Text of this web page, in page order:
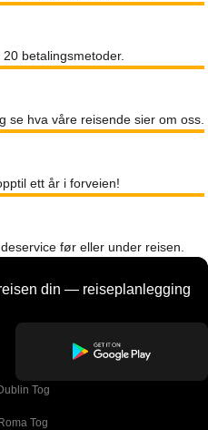
betalingsmetoder.
se hva våre reisende sier om oss.
ett år i forveien!
før eller under reisen.
din — reiseplanlegging
Tog
Tog